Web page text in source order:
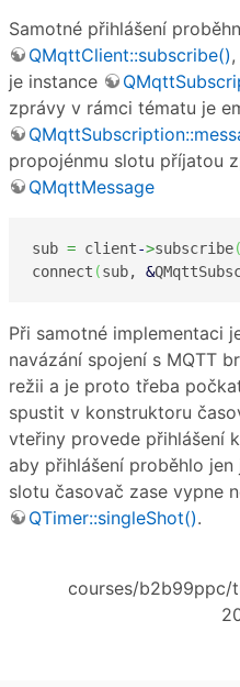
Samotné přihlášení
QMqttClient::subscribe()
je instance
zprávy v rámci tématu je
propojénmu slotu příjatou
QMqttMessage
sub = client->subscribe(
connect (sub, &
Při samotné implementaci
navázání spojení s MQTT
režii a je proto třeba
spustit v konstruktoru
vteřiny provede přihlášení
aby přihlášení proběhlo
slotu časovač zase vypne
QTimer::singleShot().
courses/b2b99ppc/